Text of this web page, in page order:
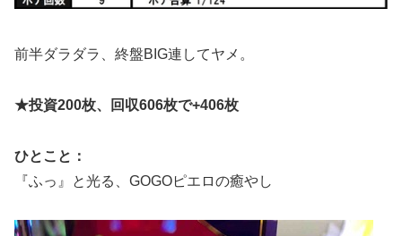
前半ダラダラ、終盤BIG連してヤメ。
★投資200枚、回収606枚で+406枚
ひとこと：
『ふっ』と光る、GOGOピエロの癒やし